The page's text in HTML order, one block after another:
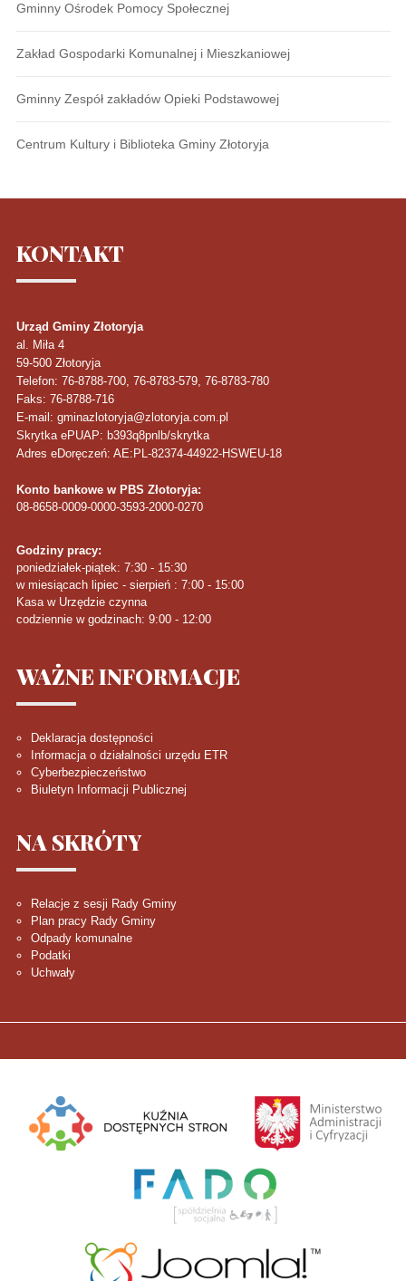
Gminny Ośrodek Pomocy Społecznej
Zakład Gospodarki Komunalnej i Mieszkaniowej
Gminny Zespół zakładów Opieki Podstawowej
Centrum Kultury i Biblioteka Gminy Złotoryja
KONTAKT
Urząd Gminy Złotoryja
al. Miła 4
59-500 Złotoryja
Telefon: 76-8788-700, 76-8783-579, 76-8783-780
Faks: 76-8788-716
E-mail: gminazlotoryja@zlotoryja.com.pl
Skrytka ePUAP: b393q8pnlb/skrytka
Adres eDoręczeń: AE:PL-82374-44922-HSWEU-18
Konto bankowe w PBS Złotoryja:
08-8658-0009-0000-3593-2000-0270
Godziny pracy:
poniedziałek-piątek: 7:30 - 15:30
w miesiącach lipiec - sierpień : 7:00 - 15:00
Kasa w Urzędzie czynna
codziennie w godzinach: 9:00 - 12:00
WAŻNEINFORMACJE
Deklaracja dostępności
Informacja o działalności urzędu ETR
Cyberbezpieczeństwo
Biuletyn Informacji Publicznej
NA SKRÓTY
Relacje z sesji Rady Gminy
Plan pracy Rady Gminy
Odpady komunalne
Podatki
Uchwały